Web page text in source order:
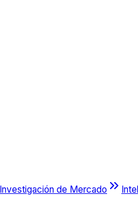
de Mercado